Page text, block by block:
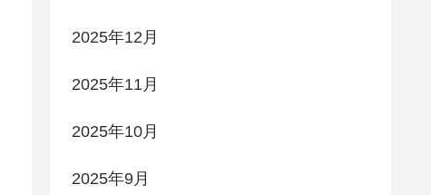
2025年12月
2025年11月
2025年10月
2025年9月